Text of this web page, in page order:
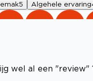
5 Algehele ervaring
wel al een "review"